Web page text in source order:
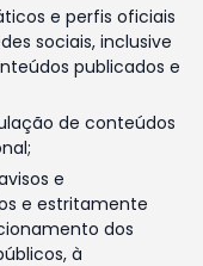
e perfis oficiais
sociais, inclusive
publicados e
de conteúdos
e
e estritamente
dos
à